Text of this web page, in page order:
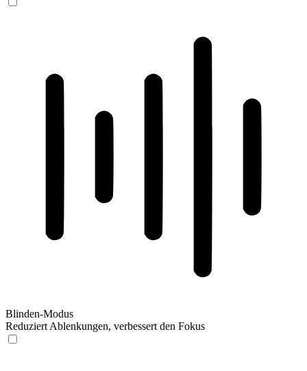
Blinden-Modus
Reduziert Ablenkungen, verbessert den Fokus